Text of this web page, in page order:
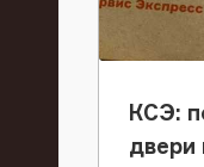
КСЭ:
двери